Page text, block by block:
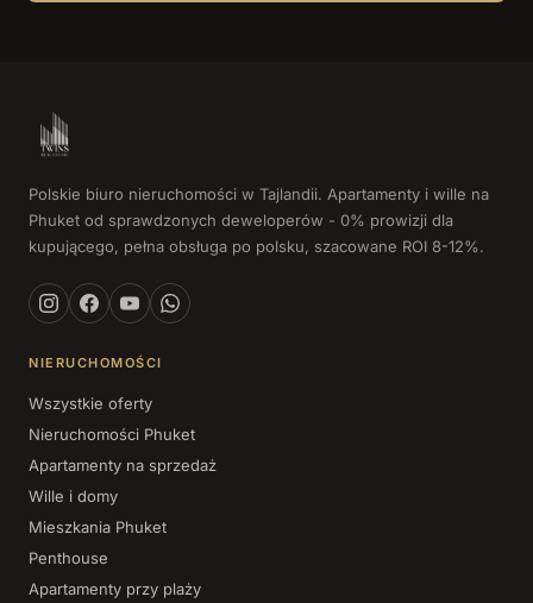
Polskie biuro nieruchomości w Tajlandii. Apartamenty i wille na
Phuket od sprawdzonych deweloperów - 0% prowizji dla
kupującego, pełna obsługa po polsku, szacowane ROI 8-12%.
NIERUCHOMOŚCI
Wszystkie oferty
Nieruchomości Phuket
Apartamenty na sprzedaż
Wille i domy
Mieszkania Phuket
Penthouse
Apartamenty przy plaży